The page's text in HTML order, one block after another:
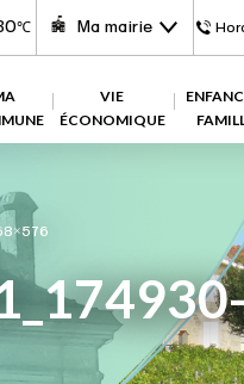
℃ Ma mairie
VIE
ÉCONOMIQUE